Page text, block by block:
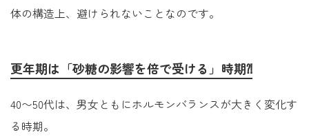
体の構造上、避けられないことなのです。
更年期は「砂糖の影響を倍で受ける」時期⁈
40〜50代は、男女ともにホルモンバランスが大きく変化す
る時期。